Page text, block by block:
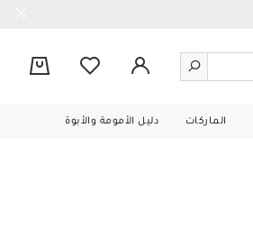
الماركات دليل الأمومة والأبوة